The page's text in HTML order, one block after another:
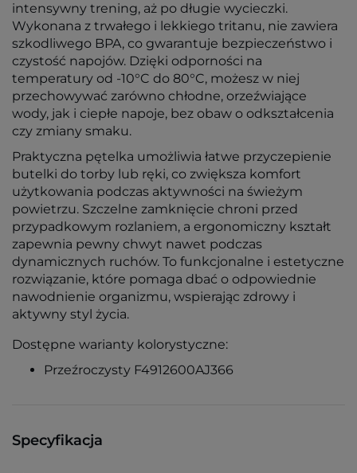
intensywny trening, aż po długie wycieczki.
Wykonana z trwałego i lekkiego tritanu, nie zawiera
szkodliwego BPA, co gwarantuje bezpieczeństwo i
czystość napojów. Dzięki odporności na
temperatury od -10°C do 80°C, możesz w niej
przechowywać zarówno chłodne, orzeźwiające
wody, jak i ciepłe napoje, bez obaw o odkształcenia
czy zmiany smaku.
Praktyczna pętelka umożliwia łatwe przyczepienie
butelki do torby lub ręki, co zwiększa komfort
użytkowania podczas aktywności na świeżym
powietrzu. Szczelne zamknięcie chroni przed
przypadkowym rozlaniem, a ergonomiczny kształt
zapewnia pewny chwyt nawet podczas
dynamicznych ruchów. To funkcjonalne i estetyczne
rozwiązanie, które pomaga dbać o odpowiednie
nawodnienie organizmu, wspierając zdrowy i
aktywny styl życia.
Dostępne warianty kolorystyczne:
Przeźroczysty F4912600AJ366
Specyfikacja